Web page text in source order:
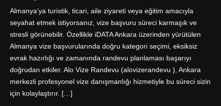
o
o
k
e
r
g
r
a
m
d
I
n
Almanya’ya turistik, ticari, aile ziyareti veya eğitim amacıyla
seyahat etmek istiyorsanız, vize başvuru süreci karmaşık ve
stresli görünebilir. Özellikle iDATA Ankara üzerinden yürütülen
Almanya vize başvurularında doğru kategori seçimi, eksiksiz
evrak hazırlığı ve zamanında randevu planlaması başarıyı
doğrudan etkiler. Alo Vize Randevu (alovizerandevu ), Ankara
merkezli profesyonel vize danışmanlığı hizmetiyle bu süreci sizin
için kolaylaştırır. […]